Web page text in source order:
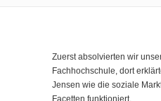
Zuerst absolvierten wir
Fachhochschule, dort
Jensen wie die soziale
Facetten funktioniert.